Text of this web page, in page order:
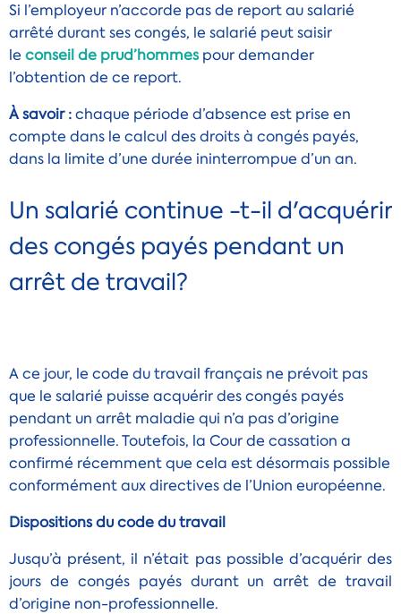
Si l’employeur n’accorde pas de report au salarié
arrêté durant ses congés, le salarié peut saisir
le conseil de prud’hommespour demander
l’obtention de ce report.
À savoir :chaque période d’absence est prise en
compte dans le calcul des droits à congés payés,
dans la limite d’une durée ininterrompue d’un an.
Un salarié continue -t-il d'acquérir
des congés payés pendant un
arrêt de travail?
A ce jour, le code du travail français ne prévoit pas
que le salarié puisse acquérir des congés payés
pendant un arrêt maladie qui n’a pas d’origine
professionnelle. Toutefois, la Cour de cassation a
confirmé récemment que cela est désormais possible
conformément aux directives de l’Union européenne.
Dispositions du code du travail
Jusqu’à présent, il n’était pas possible d’acquérir des
jours de congés payés durant un arrêt de travail
d’origine non-professionnelle.